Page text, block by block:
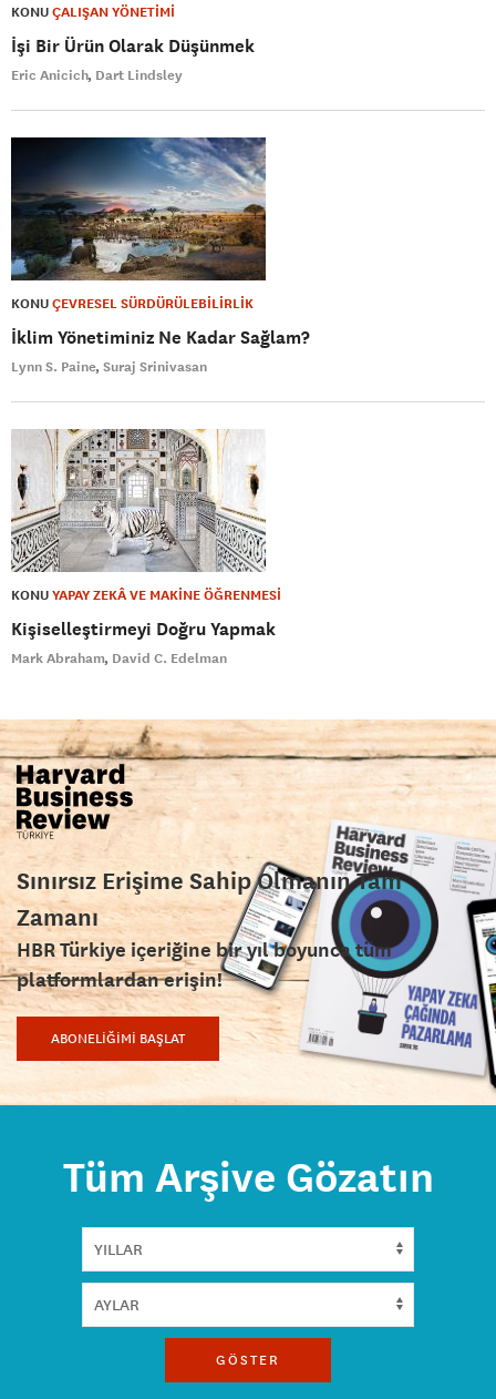
KONUÇALIŞAN YÖNETİMİ
İşi Bir Ürün Olarak Düşünmek
Eric Anicich Dart Lindsley
KONUÇEVRESEL SÜRDÜRÜLEBİLİRLİK
İklim Yönetiminiz Ne Kadar Sağlam?
Lynn S. Paine Suraj Srinivasan
KONUYAPAY ZEKÂ VE MAKİNE ÖĞRENMESİ
Kişiselleştirmeyi Doğru Yapmak
Mark Abraham David C. Edelman
Sınırsız Erişime Sahip Olmanın Tam
Zamanı
HBR Türkiye içeriğine bir yıl boyunca tüm
platformlardan erişin!
ABONELİĞİMİ BAŞLAT
Tüm Arşive Gözatın
GÖSTER